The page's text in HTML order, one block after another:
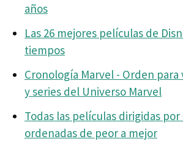
años
Las 26 mejores películas de
tiempos
Cronología Marvel - Orden
y series del Universo Marvel
Todas las películas dirigidas por
ordenadas de peor a mejor